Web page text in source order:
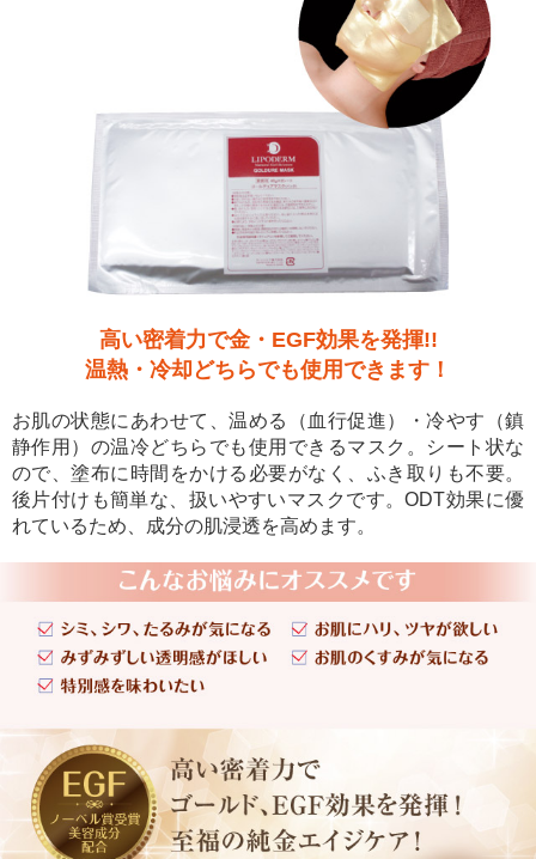
高い密着力で金・EGF効果を発揮!!
温熱・冷却どちらでも使用できます！
お肌の状態にあわせて、温める（血行促進）・冷やす（鎮
静作用）の温冷どちらでも使用できるマスク。シート状な
ので、塗布に時間をかける必要がなく、ふき取りも不要。
後片付けも簡単な、扱いやすいマスクです。ODT効果に優
れているため、成分の肌浸透を高めます。